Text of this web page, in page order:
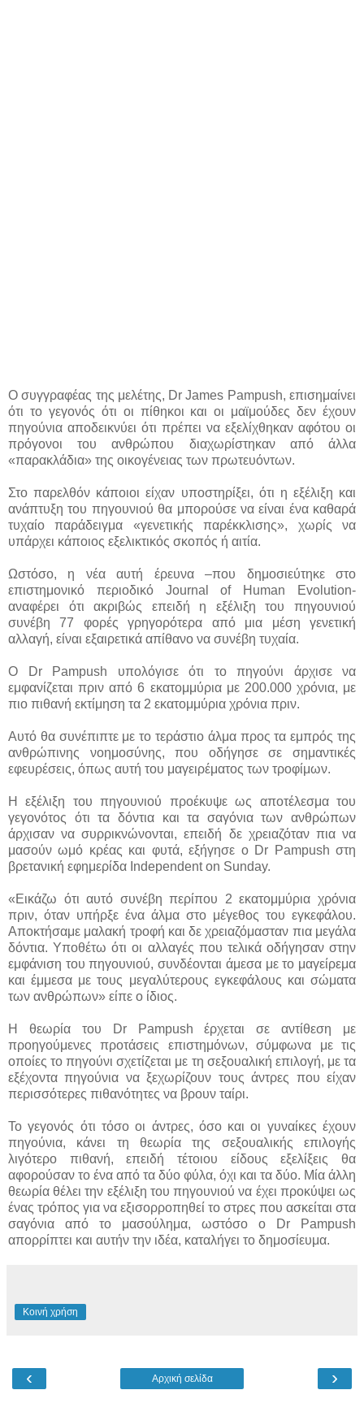
Ο συγγραφέας της μελέτης, Dr James Pampush, επισημαίνει
ότι το γεγονός ότι οι πίθηκοι και οι μαϊμούδες δεν έχουν
πηγούνια αποδεικνύει ότι πρέπει να εξελίχθηκαν αφότου οι
πρόγονοι του ανθρώπου διαχωρίστηκαν από άλλα
«παρακλάδια» της οικογένειας των πρωτευόντων.
Στο παρελθόν κάποιοι είχαν υποστηρίξει, ότι η εξέλιξη και
ανάπτυξη του πηγουνιού θα μπορούσε να είναι ένα καθαρά
τυχαίο παράδειγμα «γενετικής παρέκκλισης», χωρίς να
υπάρχει κάποιος εξελικτικός σκοπός ή αιτία.
Ωστόσο, η νέα αυτή έρευνα –που δημοσιεύτηκε στο
επιστημονικό περιοδικό Journal of Human Evolution-
αναφέρει ότι ακριβώς επειδή η εξέλιξη του πηγουνιού
συνέβη 77 φορές γρηγορότερα από μια μέση γενετική
αλλαγή, είναι εξαιρετικά απίθανο να συνέβη τυχαία.
Ο Dr Pampush υπολόγισε ότι το πηγούνι άρχισε να
εμφανίζεται πριν από 6 εκατομμύρια με 200.000 χρόνια, με
πιο πιθανή εκτίμηση τα 2 εκατομμύρια χρόνια πριν.
Αυτό θα συνέπιπτε με το τεράστιο άλμα προς τα εμπρός της
ανθρώπινης νοημοσύνης, που οδήγησε σε σημαντικές
εφευρέσεις, όπως αυτή του μαγειρέματος των τροφίμων.
Η εξέλιξη του πηγουνιού προέκυψε ως αποτέλεσμα του
γεγονότος ότι τα δόντια και τα σαγόνια των ανθρώπων
άρχισαν να συρρικνώνονται, επειδή δε χρειαζόταν πια να
μασούν ωμό κρέας και φυτά, εξήγησε ο Dr Pampush στη
βρετανική εφημερίδα Independent on Sunday.
«Εικάζω ότι αυτό συνέβη περίπου 2 εκατομμύρια χρόνια
πριν, όταν υπήρξε ένα άλμα στο μέγεθος του εγκεφάλου.
Αποκτήσαμε μαλακή τροφή και δε χρειαζόμασταν πια μεγάλα
δόντια. Υποθέτω ότι οι αλλαγές που τελικά οδήγησαν στην
εμφάνιση του πηγουνιού, συνδέονται άμεσα με το μαγείρεμα
και έμμεσα με τους μεγαλύτερους εγκεφάλους και σώματα
των ανθρώπων» είπε ο ίδιος.
Η θεωρία του Dr Pampush έρχεται σε αντίθεση με
προηγούμενες προτάσεις επιστημόνων, σύμφωνα με τις
οποίες το πηγούνι σχετίζεται με τη σεξουαλική επιλογή, με τα
εξέχοντα πηγούνια να ξεχωρίζουν τους άντρες που είχαν
περισσότερες πιθανότητες να βρουν ταίρι.
Το γεγονός ότι τόσο οι άντρες, όσο και οι γυναίκες έχουν
πηγούνια, κάνει τη θεωρία της σεξουαλικής επιλογής
λιγότερο πιθανή, επειδή τέτοιου είδους εξελίξεις θα
αφορούσαν το ένα από τα δύο φύλα, όχι και τα δύο. Μία άλλη
θεωρία θέλει την εξέλιξη του πηγουνιού να έχει προκύψει ως
ένας τρόπος για να εξισορροπηθεί το στρες που ασκείται στα
σαγόνια από το μασούλημα, ωστόσο ο Dr Pampush
απορρίπτει και αυτήν την ιδέα, καταλήγει το δημοσίευμα.
Κοινή χρήση
‹ ›
Αρχική σελίδα